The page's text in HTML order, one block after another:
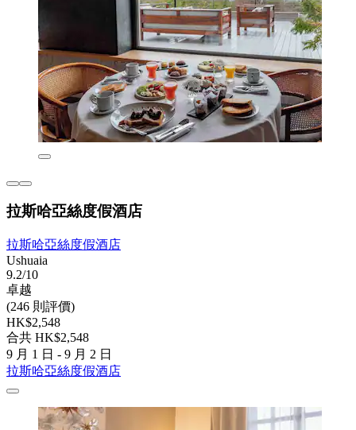
拉斯哈亞絲度假酒店
拉斯哈亞絲度假酒店
Ushuaia
9.2/10
卓越
(246 則評價)
HK$2,548
合共 HK$2,548
9 月 1 日 - 9 月 2 日
拉斯哈亞絲度假酒店